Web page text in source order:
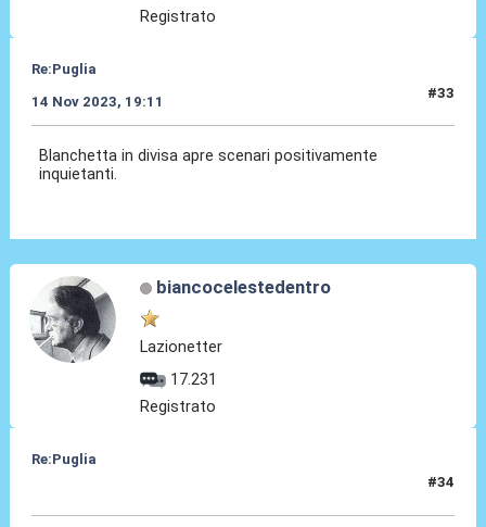
Registrato
Re:Puglia
14 Nov 2023, 19:11
#33
Blanchetta in divisa apre scenari positivamente
inquietanti.
biancocelestedentro
Lazionetter
17.231
Registrato
Re:Puglia
#34